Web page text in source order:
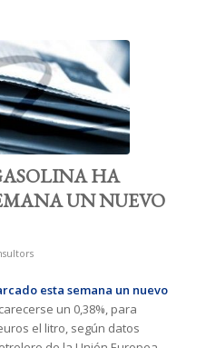
HA
UN NUEVO
esta semana un nuevo
un 0,38%, para
el litro, según datos